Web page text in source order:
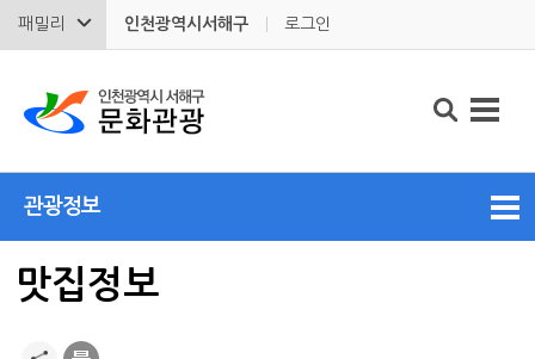
패밀리 인천광역시서해구 로그인
관광정보
맛집정보